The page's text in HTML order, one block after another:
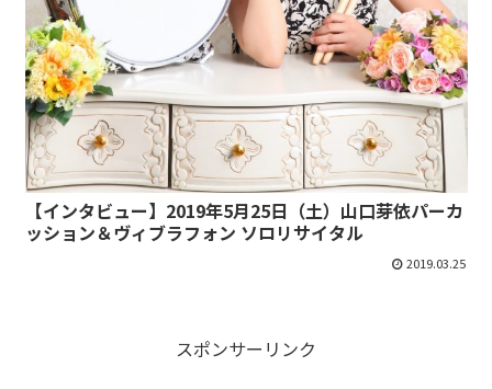
【インタビュー】2019年5月25日（土）山口芽依パーカ
ッション＆ヴィブラフォン ソロリサイタル
2019.03.25
スポンサーリンク